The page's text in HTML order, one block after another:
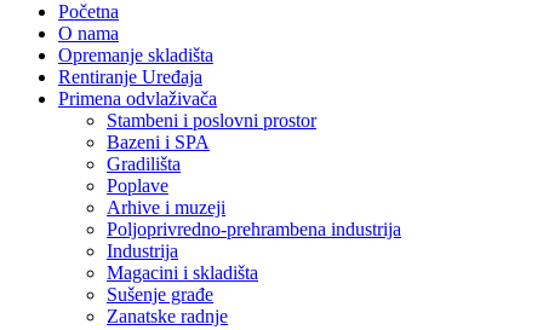
Početna
O nama
Opremanje skladišta
Rentiranje Uređaja
Primena odvlaživača
Stambeni i poslovni prostor
Bazeni i SPA
Gradilišta
Poplave
Arhive i muzeji
Poljoprivredno-prehrambena industrija
Industrija
Magacini i skladišta
Sušenje građe
Zanatske radnje